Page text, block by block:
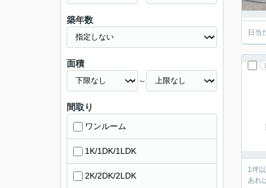
日当
1坪
あれ
築年数
面積
～
間取り
ワンルーム
1K/1DK/1LDK
2K/2DK/2LDK